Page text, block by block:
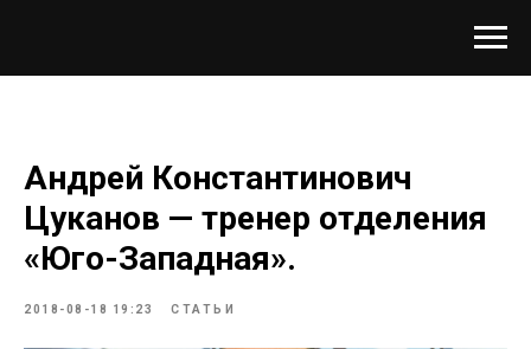
Андрей Константинович
Цуканов — тренер отделения
«Юго-Западная».
2018-08-18 19:23 СТАТЬИ